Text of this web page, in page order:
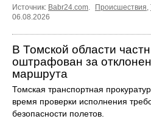
Источник: Babr24.com. Происшествия,
06.08.2026
В Томской области
оштрафован за
маршрута
Томская транспортная
время проверки исполнения
безопасности полетов.